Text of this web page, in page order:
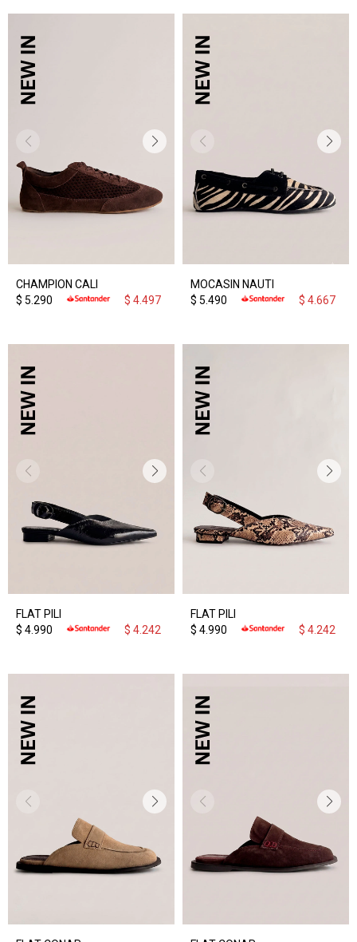
CHAMPION CALI
$ 5.290 $ 4.497
MOCASIN NAUTI
$ 5.490 $ 4.667
FLAT PILI
$ 4.990 $ 4.242
FLAT PILI
$ 4.990 $ 4.242